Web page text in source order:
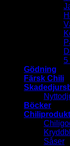
5
Gödning
Färsk Chili
Böcker
Såser